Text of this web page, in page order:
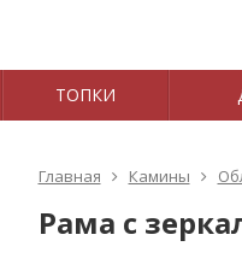
ТОПКИ
Главная Камины
Рама с